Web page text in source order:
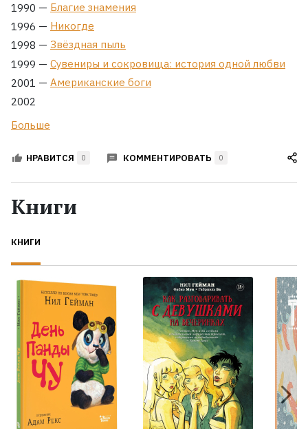
1990 — Благие знамения
1996 — Никогде
1998 — Звёздная пыль
1999 — Сувениры и сокровища: история одной любви
2001 — Американские боги
2002
Больше
НРАВИТСЯ 0 КОММЕНТИРОВАТЬ 0
Книги
КНИГИ